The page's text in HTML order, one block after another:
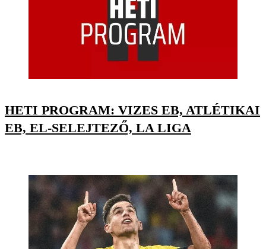
HETI PROGRAM: VIZES EB, ATLÉTIKAI
EB, EL-SELEJTEZŐ, LA LIGA